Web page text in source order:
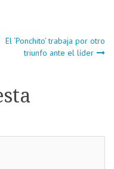
El ‘Ponchito’ trabaja por otro
triunfo ante el líder